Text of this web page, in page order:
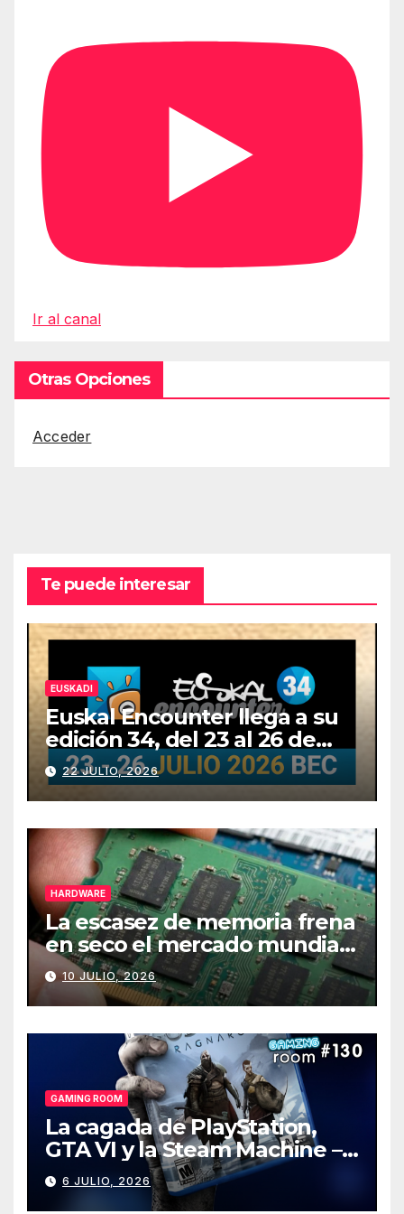
Ir al canal
Otras Opciones
Acceder
Te puede interesar
EUSKADI
Euskal Encounter llega a su
edición 34, del 23 al 26 de
julio
22 JULIO, 2026
HARDWARE
La escasez de memoria frena
en seco el mercado mundial
de PCs
10 JULIO, 2026
GAMING ROOM
La cagada de PlayStation,
GTA VI y la Steam Machine –
Gaming Room #130
6 JULIO, 2026